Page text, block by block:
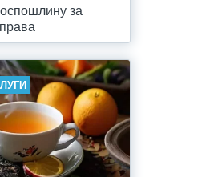
за